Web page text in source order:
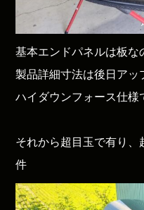
基本エンドパネルは板な
製品詳細寸法は後日ア
ハイダウンフォース仕様
それから超目玉で有り
件